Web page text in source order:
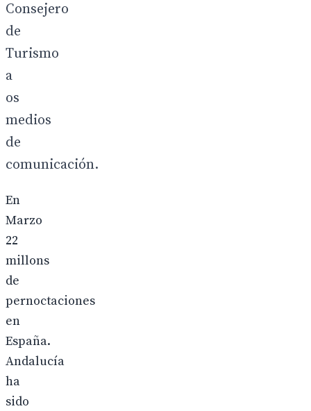
Consejero
de
Turismo
a
os
medios
de
comunicación.
En
Marzo
22
millons
de
pernoctaciones
en
España.
Andalucía
ha
sido